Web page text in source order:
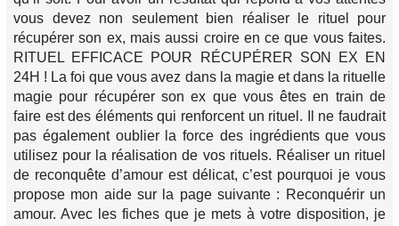
vous devez non seulement bien réaliser le rituel pour
récupérer son ex, mais aussi croire en ce que vous faites.
RITUEL EFFICACE POUR RÉCUPÉRER SON EX EN
24H ! La foi que vous avez dans la magie et dans la rituelle
magie pour récupérer son ex que vous êtes en train de
faire est des éléments qui renforcent un rituel. Il ne faudrait
pas également oublier la force des ingrédients que vous
utilisez pour la réalisation de vos rituels. Réaliser un rituel
de reconquête d’amour est délicat, c’est pourquoi je vous
propose mon aide sur la page suivante : Reconquérir un
amour. Avec les fiches que je mets à votre disposition, je